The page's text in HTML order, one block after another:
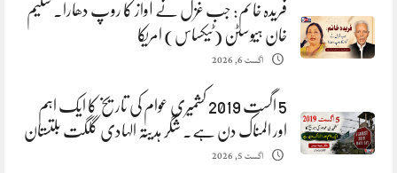
فریدہ خانم: جب غزل نے آواز کا روپ دھارا. سلیم
خان ہیوسٹن (ٹیکساس) امریکا
اگست 6, 2026
5 اگست 2019 کشمیری عوام کی تاریخ کا ایک اہم
اور المناک دن ہے. شگر ہدیتہ الہادی گلگت بلتستان
اگست 5, 2026